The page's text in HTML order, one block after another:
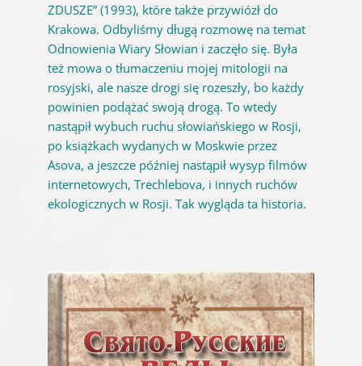
ZDUSZE” (1993), które także przywiózł do
Krakowa. Odbyliśmy długą rozmowę na temat
Odnowienia Wiary Słowian i zaczęło się. Była
też mowa o tłumaczeniu mojej mitologii na
rosyjski, ale nasze drogi się rozeszły, bo każdy
powinien podążać swoją drogą. To wtedy
nastąpił wybuch ruchu słowiańskiego w Rosji,
po książkach wydanych w Moskwie przez
Asova, a jeszcze później nastąpił wysyp filmów
internetowych, Trechlebova, i innych ruchów
ekologicznych w Rosji. Tak wygląda ta historia.